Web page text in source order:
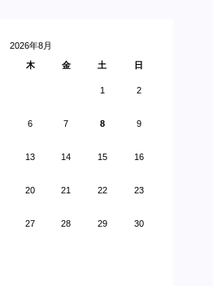
2026年8月
木 金 土 日
1 2
6 7 8 9
13 14 15 16
20 21 22 23
27 28 29 30